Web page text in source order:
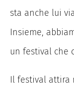
sta anche lui
Insieme,
un festival che
Il festival attira